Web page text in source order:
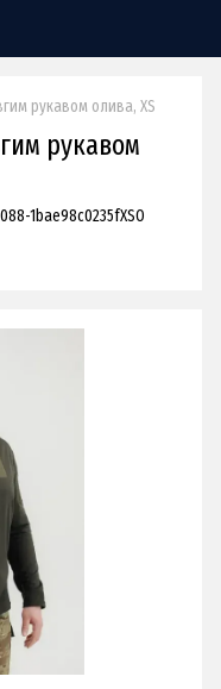
рукавом олива, XS
рукавом
1bae98c0235fXSO